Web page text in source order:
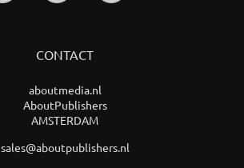
CONTACT
aboutmedia.nl
AboutPublishers
AMSTERDAM
sales@aboutpublishers.nl